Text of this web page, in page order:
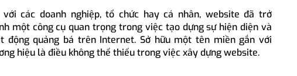
các doanh nghiệp, tổ chức hay cá nhân, website đã trở
một công cụ quan trọng trong việc tạo dựng sự hiện diện và
động quảng bá trên Internet. Sở hữu một tên miền gắn với
hiệu là điều không thể thiếu trong việc xây dựng website.